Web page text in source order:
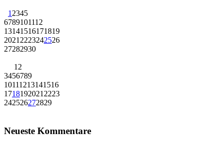
1 2345
6789101112
13141516171819
2021 2223242526
27282930
1 2
3456789
10111213141516
1718192021 2223
242526272829
Neueste Kommentare